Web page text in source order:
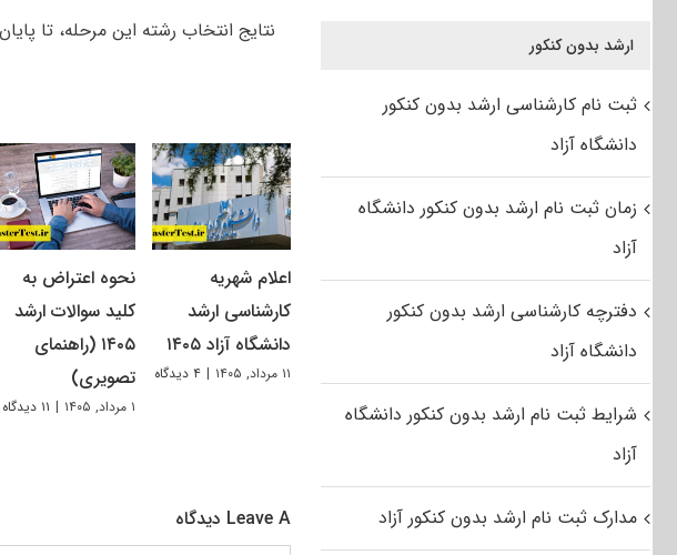
نتایج انتخاب رشته این مرحله، تا
اعلام شهریه
کارشناسی ارشد
دانشگاه آزاد ۱۴۰۵
۱۱ مرداد, ۱۴۰۵ | ۴ دیدگاه
نحوه اعتراض به
کلید سوالات ارشد
۱۴۰۵ (راهنمای
تصویری)
۱ مرداد, ۱۴۰۵ | ۱۱ دیدگاه
Leave A دیدگاه
ارشد بدون کنکور
ثبت نام کارشناسی ارشد بدون کنکور
دانشگاه آزاد
زمان ثبت نام ارشد بدون کنکور دانشگاه
آزاد
دفترچه کارشناسی ارشد بدون کنکور
دانشگاه آزاد
شرایط ثبت نام ارشد بدون کنکور دانشگاه
آزاد
مدارک ثبت نام ارشد بدون کنکور آزاد